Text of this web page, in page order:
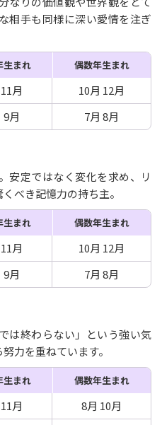
相手も同様に深い愛情を注ぎ
生まれ
偶数年生まれ
月 10月 12月
9月 7月 8月
安定ではなく変化を求め、リ
べき記憶力の持ち主。
生まれ
偶数年生まれ
月 10月 12月
9月 7月 8月
は終わらない」という強い気
力を重ねています。
生まれ
偶数年生まれ
月
8月 10月